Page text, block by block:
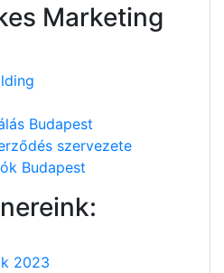
Marketing
Budapest
szervezete
Budapest
2023